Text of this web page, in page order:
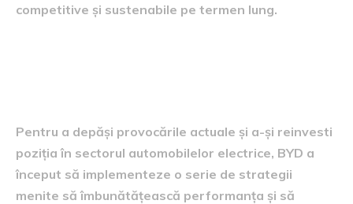
competitive și sustenabile pe termen lung.
Pentru a depăși provocările actuale și a-și reinvesti
poziția în sectorul automobilelor electrice, BYD a
început să implementeze o serie de strategii
menite să îmbunătățească performanța și să